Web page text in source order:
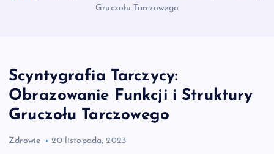
Gruczołu Tarczowego
Scyntygrafia Tarczycy:
Obrazowanie Funkcji i Struktury
Gruczołu Tarczowego
Zdrowie 20 listopada, 2023